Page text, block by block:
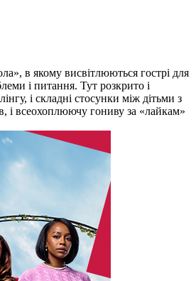
в якому висвітлюються гострі для
і питання. Тут розкрито і
і складні стосунки між дітьми з
і всеохоплюючу гониву за «лайкам»